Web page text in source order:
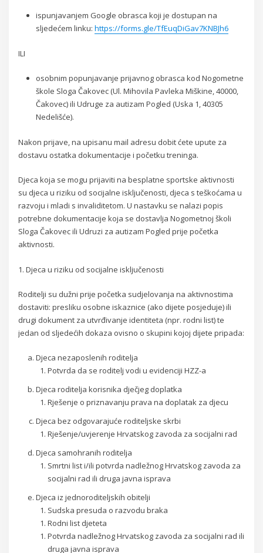
ispunjavanjem Google obrasca koji je dostupan na
sljedećem linku: https://forms.gle/TfEuqDiGav7KNBJh6
ILI
osobnim popunjavanje prijavnog obrasca kod Nogometne
škole Sloga Čakovec (Ul. Mihovila Pavleka Miškine, 40000,
Čakovec) ili Udruge za autizam Pogled (Uska 1, 40305
Nedelišće).
Nakon prijave, na upisanu mail adresu dobit ćete upute za
dostavu ostatka dokumentacije i početku treninga.
Djeca koja se mogu prijaviti na besplatne sportske aktivnosti
su djeca u riziku od socijalne isključenosti, djeca s teškoćama u
razvoju i mladi s invaliditetom. U nastavku se nalazi popis
potrebne dokumentacije koja se dostavlja Nogometnoj školi
Sloga Čakovec ili Udruzi za autizam Pogled prije početka
aktivnosti.
1. Djeca u riziku od socijalne isključenosti
Roditelji su dužni prije početka sudjelovanja na aktivnostima
dostaviti: presliku osobne iskaznice (ako dijete posjeduje) ili
drugi dokument za utvrđivanje identiteta (npr. rodni list) te
jedan od sljedećih dokaza ovisno o skupini kojoj dijete pripada:
Djeca nezaposlenih roditelja
Potvrda da se roditelj vodi u evidenciji HZZ-a
Djeca roditelja korisnika dječjeg doplatka
Rješenje o priznavanju prava na doplatak za djecu
Djeca bez odgovarajuće roditeljske skrbi
Rješenje/uvjerenje Hrvatskog zavoda za socijalni rad
Djeca samohranih roditelja
Smrtni list i/ili potvrda nadležnog Hrvatskog zavoda za
socijalni rad ili druga javna isprava
Djeca iz jednoroditeljskih obitelji
Sudska presuda o razvodu braka
Rodni list djeteta
Potvrda nadležnog Hrvatskog zavoda za socijalni rad ili
druga javna isprava